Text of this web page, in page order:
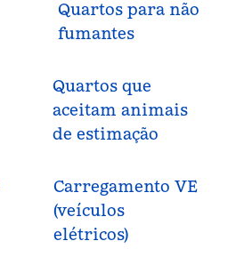
Quartos para não
fumantes
Quartos que
aceitam animais
de estimação
Carregamento VE
(veículos
elétricos)